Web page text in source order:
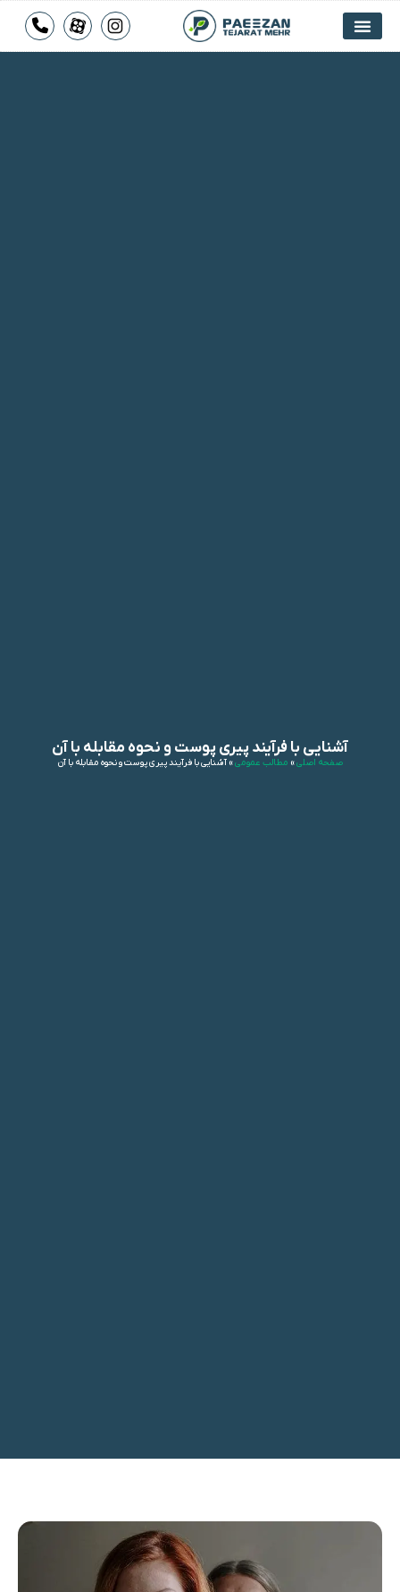
آشنایی با فرآیند پیری پوست و نحوه مقابله با آن
صفحه اصلی» مطالب عمومی»آشنایی با فرآیند پیری پوست و نحوه مقابله با آن